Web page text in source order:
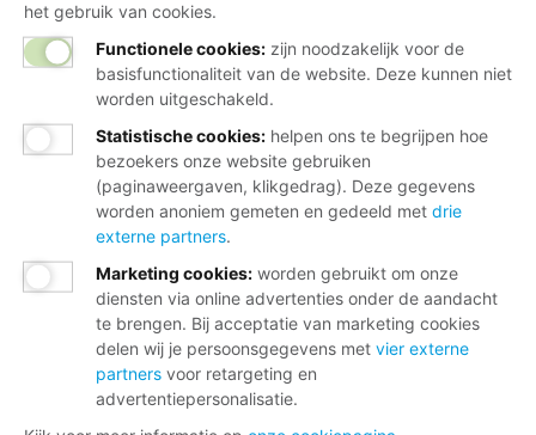
het gebruik van cookies.
Functionele cookies: zijn noodzakelijk voor de
basisfunctionaliteit van de website. Deze kunnen niet
worden uitgeschakeld.
Statistische cookies: helpen ons te begrijpen hoe
bezoekers onze website gebruiken
(paginaweergaven, klikgedrag). Deze gegevens
worden anoniem gemeten en gedeeld met drie
externe partners.
Marketing cookies: worden gebruikt om onze
diensten via online advertenties onder de aandacht
te brengen. Bij acceptatie van marketing cookies
delen wij je persoonsgegevens met vier externe
partners voor retargeting en
advertentiepersonalisatie.